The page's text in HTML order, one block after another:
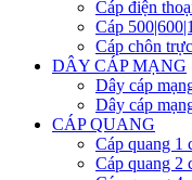
Cáp điện
Cáp
Cáp chôn
DÂY CÁP MẠNG
Dây cáp
Dây cáp
CÁP QUANG
Cáp quang 1
Cáp quang 2